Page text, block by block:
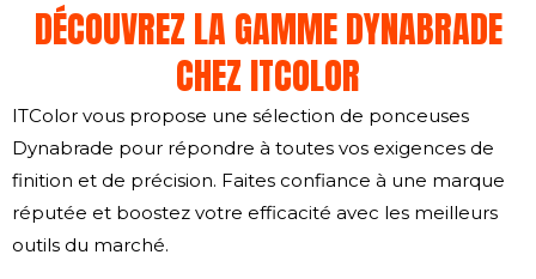
DÉCOUVREZ LA GAMME DYNABRADE
CHEZ ITCOLOR
ITColor vous propose une sélection de ponceuses
Dynabrade pour répondre à toutes vos exigences de
finition et de précision. Faites confiance à une marque
réputée et boostez votre efficacité avec les meilleurs
outils du marché.